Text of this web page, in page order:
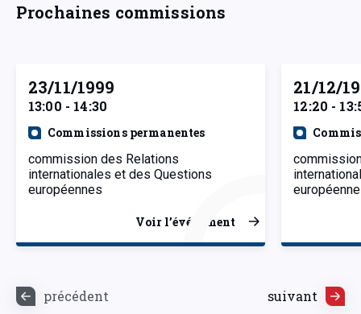
Prochaines commissions
23/11/1999
13:00 - 14:30
Commissions permanentes
commission des Relations
internationales et des Questions
européennes
Voir l’événement
21/12/
12:20 -
précédent suivant